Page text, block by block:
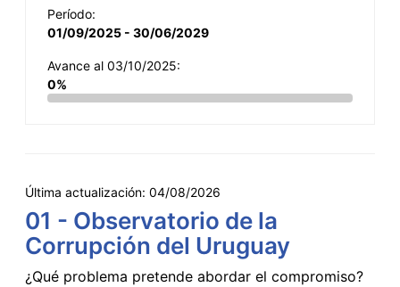
Período:
01/09/2025 - 30/06/2029
Avance al 03/10/2025:
0%
Última actualización: 04/08/2026
01 - Observatorio de la
Corrupción del Uruguay
¿Qué problema pretende abordar el compromiso?